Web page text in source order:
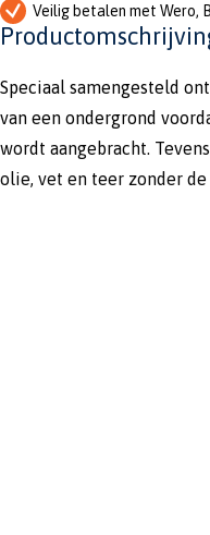
Veilig betalen met Wero,
Speciaal samengesteld
van een ondergrond
wordt aangebracht.
olie, vet en teer zonder